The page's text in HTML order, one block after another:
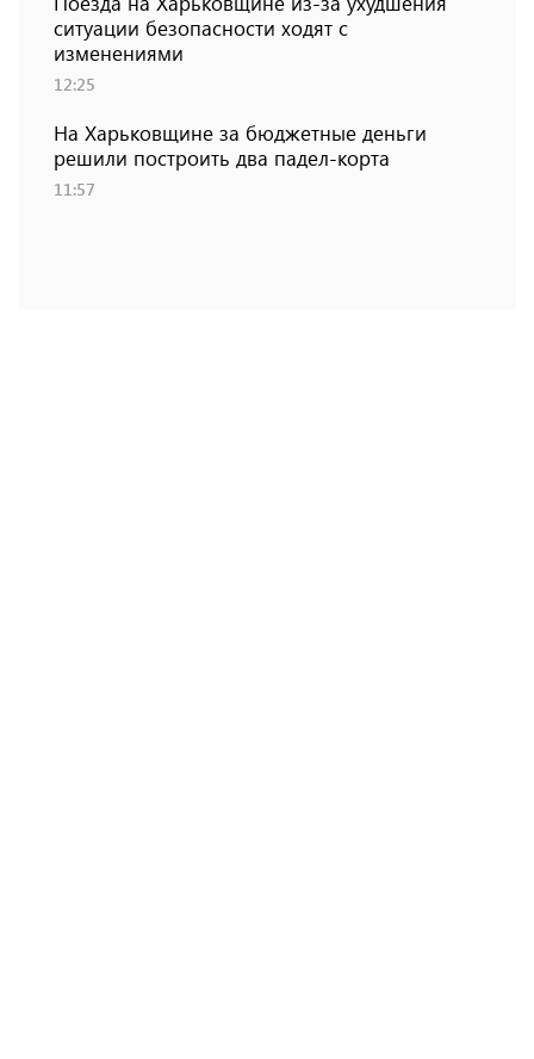
ситуации безопасности ходят с
изменениями
12:25
На Харьковщине за бюджетные деньги
решили построить два падел-корта
11:57